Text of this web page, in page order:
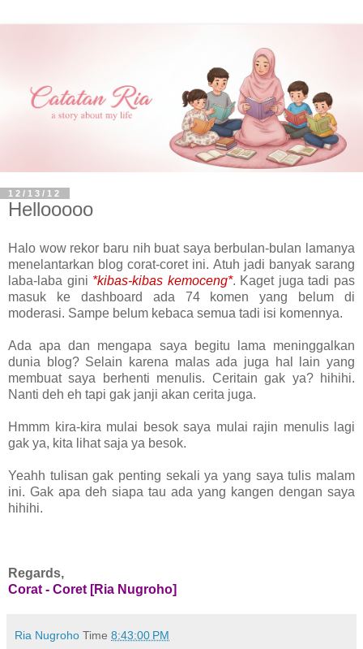
12/13/12
Hellooooo
Halo wow rekor baru nih buat saya berbulan-bulan lamanya
menelantarkan blog corat-coret ini. Atuh jadi banyak sarang
laba-laba gini *kibas-kibas kemoceng*. Kaget juga tadi pas
masuk ke dashboard ada 74 komen yang belum di
moderasi. Sampe belum kebaca semua tadi isi komennya.
Ada apa dan mengapa saya begitu lama meninggalkan
dunia blog? Selain karena malas ada juga hal lain yang
membuat saya berhenti menulis. Ceritain gak ya? hihihi.
Nanti deh eh tapi gak janji akan cerita juga.
Hmmm kira-kira mulai besok saya mulai rajin menulis lagi
gak ya, kita lihat saja ya besok.
Yeahh tulisan gak penting sekali ya yang saya tulis malam
ini. Gak apa deh siapa tau ada yang kangen dengan saya
hihihi.
Regards,
Corat - Coret [Ria Nugroho]
Ria Nugroho Time 8:43:00 PM